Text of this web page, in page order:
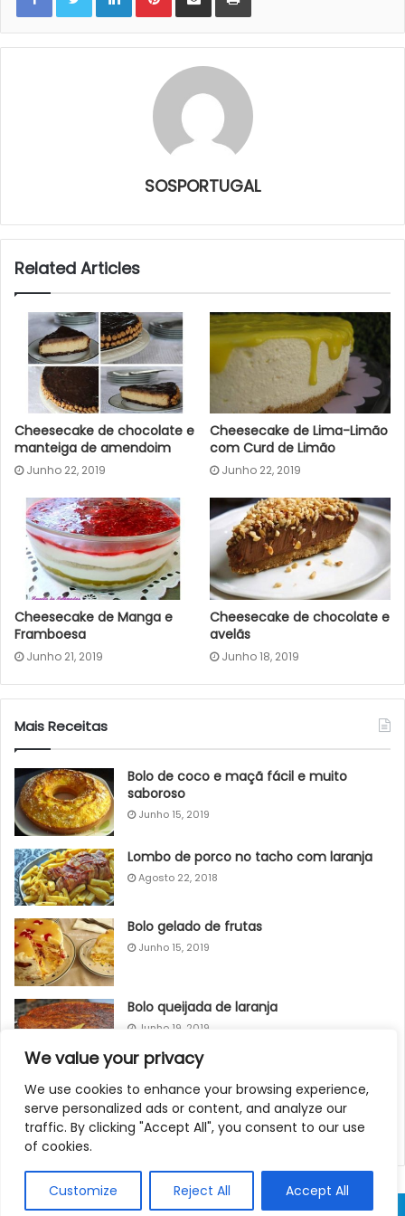
We value your privacy
We use cookies to enhance your browsing experience,
serve personalized ads or content, and analyze our
traffic. By clicking "Accept All", you consent to our use
of cookies.
Customize Reject All Accept All
SOSPORTUGAL
Related Articles
Cheesecake de chocolate e
manteiga de amendoim
Junho 22, 2019
Cheesecake de Lima-Limão
com Curd de Limão
Junho 22, 2019
Cheesecake de Manga e
Framboesa
Junho 21, 2019
Cheesecake de chocolate e
avelãs
Junho 18, 2019
Mais Receitas
Bolo de coco e maçã fácil e muito
saboroso
Junho 15, 2019
Lombo de porco no tacho com laranja
Agosto 22, 2018
Bolo gelado de frutas
Junho 15, 2019
Bolo queijada de laranja
Junho 19, 2019
ABRA AS JANELAS QUANDO CHOVER!!!
Junho 19, 2023